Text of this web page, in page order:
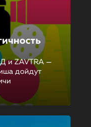
и ZAVTRA —
дойдут